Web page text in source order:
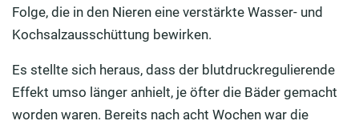
Folge, die in den Nieren eine verstärkte Wasser- und
Kochsalzausschüttung bewirken.
Es stellte sich heraus, dass der blutdruckregulierende
Effekt umso länger anhielt, je öfter die Bäder gemacht
worden waren. Bereits nach acht Wochen war die